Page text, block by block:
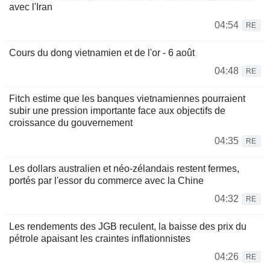
avec l'Iran
04:54
RE
Cours du dong vietnamien et de l'or - 6 août
04:48
RE
Fitch estime que les banques vietnamiennes pourraient
subir une pression importante face aux objectifs de
croissance du gouvernement
04:35
RE
Les dollars australien et néo-zélandais restent fermes,
portés par l'essor du commerce avec la Chine
04:32
RE
Les rendements des JGB reculent, la baisse des prix du
pétrole apaisant les craintes inflationnistes
04:26
RE